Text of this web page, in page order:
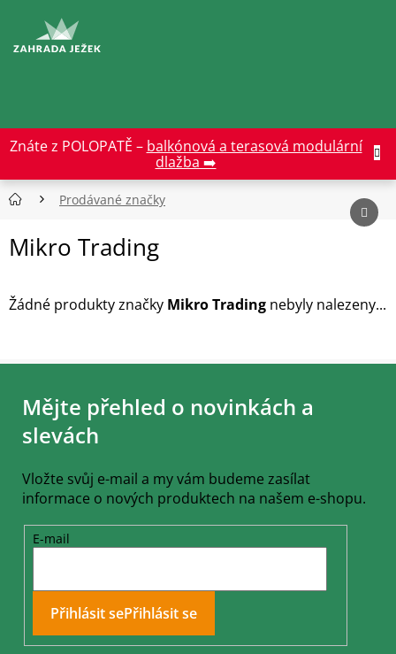
obsah
Znáte z POLOPATĚ – balkónová a terasová modulární
dlažba ➡️
Prodávané značky
Mikro Trading
Žádné produkty značky Mikro Trading nebyly nalezeny...
Z
Mějte přehled o novinkách a
slevách
Vložte svůj e-mail a my vám budeme zasílat
informace o nových produktech na našem e-shopu.
E-mail
Přihlásit se